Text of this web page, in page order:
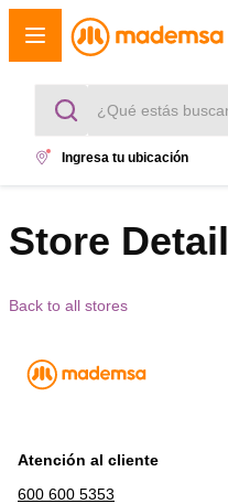
¿Qué estás buscando?
cocina 4 platos
4. secadora
Ingresa tu ubicación
Store Detail
Back to all stores
Atención al cliente
600 600 5353